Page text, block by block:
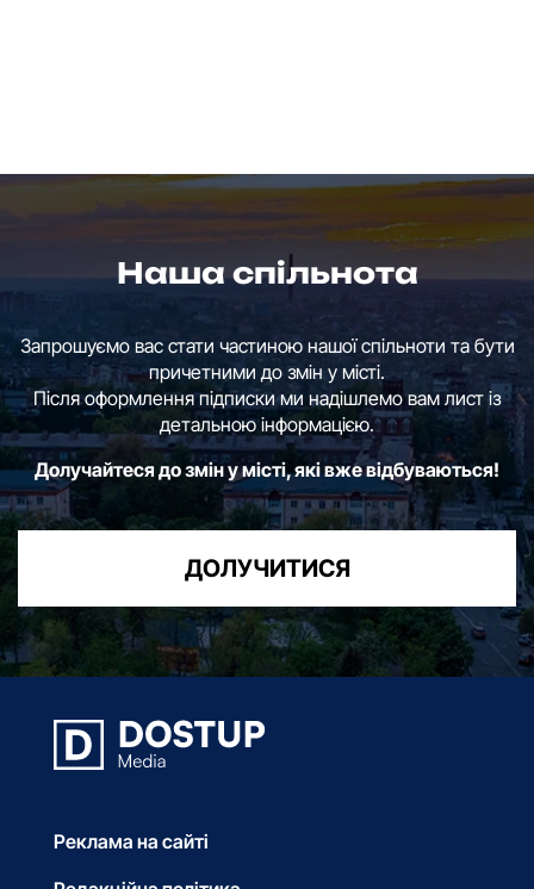
Наша спільнота
Запрошуємо вас стати частиною нашої спільноти та бути
причетними до змін у місті.
Після оформлення підписки ми надішлемо вам лист із
детальною інформацією.
Долучайтеся до змін у місті, які вже відбуваються!
ДОЛУЧИТИСЯ
Реклама на сайті